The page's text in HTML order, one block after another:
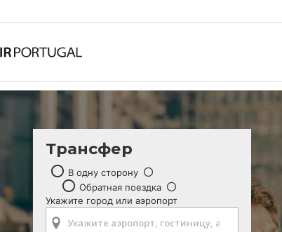
Трансфер
В одну сторону
Обратная поездка
Укажите город или аэропорт